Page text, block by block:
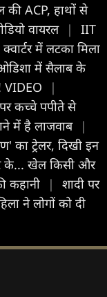
ACP, हाथों से
वायरल |
IIT
में लटका मिला
में सैलाब के
VIDEO
|
कच्चे पपीते से
में है लाजवाब |
का ट्रेलर, दिखी इन
के... खेल किसी और
कहानी
|
शादी पर
ने लोगों को दी